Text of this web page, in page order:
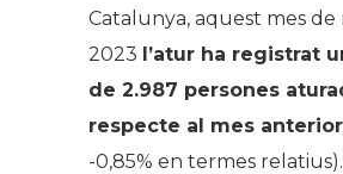
Catalunya, aquest mes de
2023 l’atur ha registrat
de 2.987 persones
respecte al mes anterior
-0,85% en termes relatius).